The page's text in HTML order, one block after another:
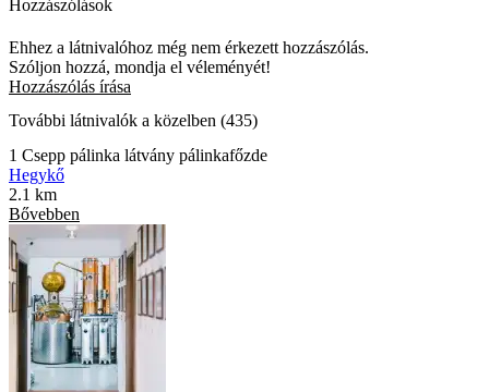
Hozzászólások
Ehhez a látnivalóhoz még nem érkezett hozzászólás.
Szóljon hozzá, mondja el véleményét!
Hozzászólás írása
További látnivalók a közelben (435)
1 Csepp pálinka látvány pálinkafőzde
Hegykő
2.1 km
Bővebben